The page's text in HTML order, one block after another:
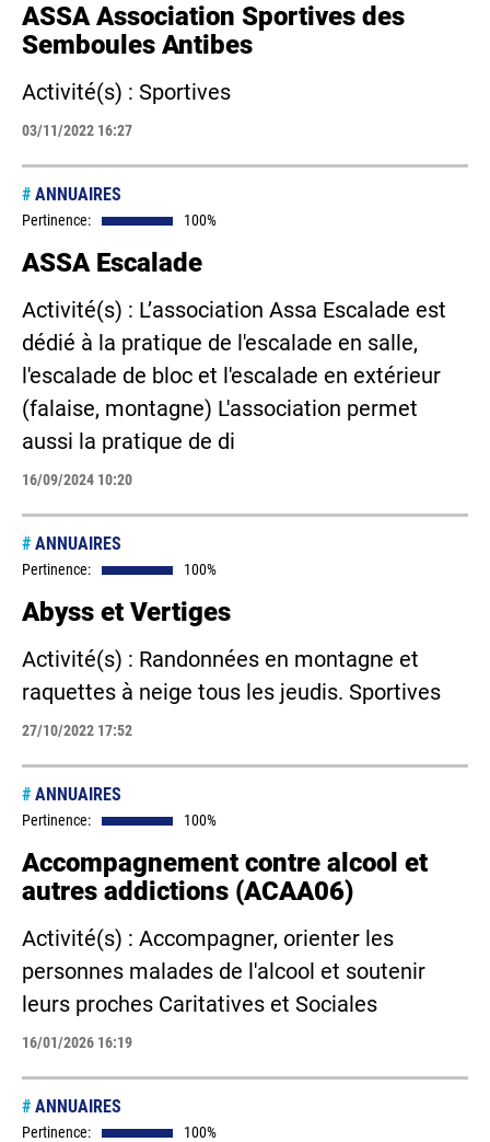
ASSA Association Sportives des
Semboules Antibes
Activité(s) : Sportives
03/11/2022 16:27
# ANNUAIRES
Pertinence: 100%
ASSA Escalade
Activité(s) : L’association Assa Escalade est
dédié à la pratique de l'escalade en salle,
l'escalade de bloc et l'escalade en extérieur
(falaise, montagne) L'association permet
aussi la pratique de di
16/09/2024 10:20
# ANNUAIRES
Pertinence: 100%
Abyss et Vertiges
Activité(s) : Randonnées en montagne et
raquettes à neige tous les jeudis. Sportives
27/10/2022 17:52
# ANNUAIRES
Pertinence: 100%
Accompagnement contre alcool et
autres addictions (ACAA06)
Activité(s) : Accompagner, orienter les
personnes malades de l'alcool et soutenir
leurs proches Caritatives et Sociales
16/01/2026 16:19
# ANNUAIRES
Pertinence: 100%